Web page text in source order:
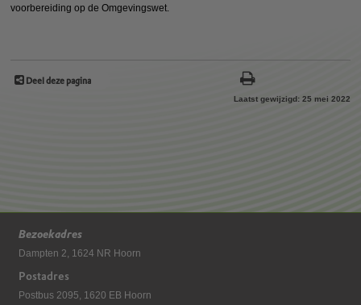
voorbereiding op de Omgevingswet.
Deel deze pagina
Laatst gewijzigd: 25 mei 2022
Bezoekadres
Dampten 2, 1624 NR Hoorn
Postadres
Postbus 2095, 1620 EB Hoorn